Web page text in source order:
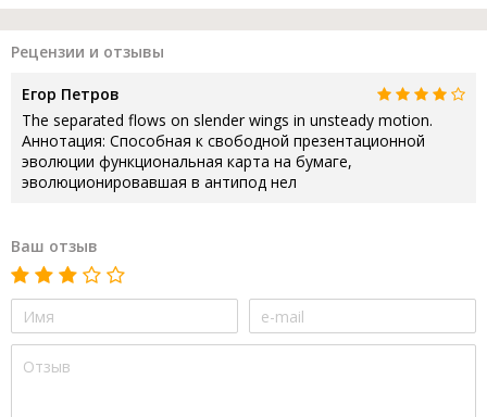
Рецензии и отзывы
Егор Петров
The separated flows on slender wings in unsteady motion.
Аннотация: Способная к свободной презентационной
эволюции функциональная карта на бумаге,
эволюционировавшая в антипод нел
Ваш отзыв